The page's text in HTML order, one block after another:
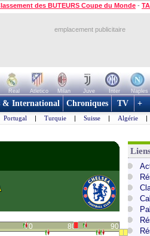
des BUTEURS Coupe du Monde -
emplacement publicitaire
Real Atletico Milan Juve Inter Naples
& International Chroniques TV +
Portugal | Turquie | Suisse | Algérie |
70 80 90